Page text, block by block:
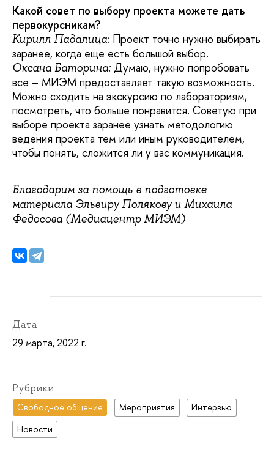
Какой совет по выбору проекта можете дать
первокурсникам?
Кирилл Падалица: Проект точно нужно выбирать
заранее, когда еще есть большой выбор.
Оксана Баторина: Думаю, нужно попробовать
все – МИЭМ предоставляет такую возможность.
Можно сходить на экскурсию по лабораториям,
посмотреть, что больше понравится. Советую при
выборе проекта заранее узнать методологию
ведения проекта тем или иным руководителем,
чтобы понять, сложится ли у вас коммуникация.
Благодарим за помощь в подготовке
материала Эльвиру Полякову и Михаила
Федосова (Медиацентр МИЭМ)
Дата
29 марта, 2022 г.
Рубрики
Свободное общение Мероприятия
Интервью
Новости